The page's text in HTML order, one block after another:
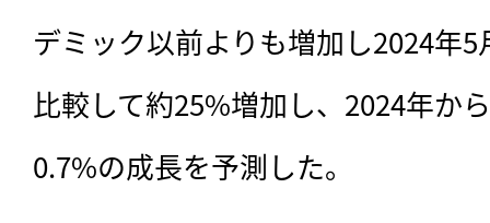
デミック以前よりも増加し2024年
比較して約25%増加し、2024年か
0.7%の成長を予測した。